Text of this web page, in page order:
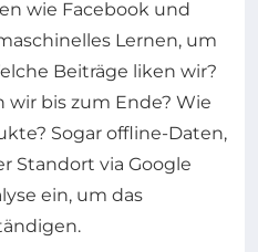
wie Facebook und
Lernen, um
Beiträge liken wir?
wir bis zum Ende? Wie
Sogar offline-Daten,
Standort via Google
ein, um das